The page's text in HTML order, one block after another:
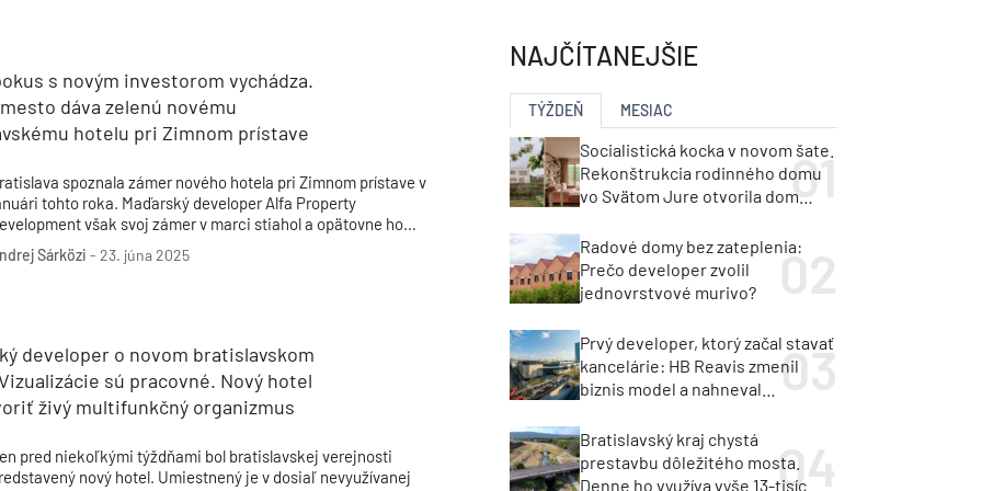
Manažérsky kurz Milan Murcka
s novým investorom vychádza.
dáva zelenú novému
hotelu pri Zimnom prístave
spoznala zámer nového hotela pri Zimnom prístave v
tohto roka. Maďarský developer Alfa Property
však svoj zámer v marci stiahol a opätovne ho
nový investor. Ako sa ukazuje, druhý pokus vychádza.
sa pred pár dňami dočkal prvého dôležitého míľnika,
Sárközi -23. júna 2025
developer o novom bratislavskom
sú pracovné. Nový hotel
živý multifunkčný organizmus
pred niekoľkými týždňami bol bratislavskej verejnosti
nový hotel. Umiestnený je v dosiaľ nevyužívanej
NAJČÍTANEJŠIE
TÝŽDEŇ MESIAC
Socialistická kocka v novom šate.
Rekonštrukcia rodinného domu
vo Svätom Jure otvorila dom
Radové domy bez zateplenia:
Prečo developer zvolil
jednovrstvové murivo?
Prvý developer, ktorý začal stavať
kancelárie: HB Reavis zmenil
biznis model a nahneval
Bratislavský kraj chystá
prestavbu dôležitého mosta.
Denne ho využíva vyše 13-tisíc